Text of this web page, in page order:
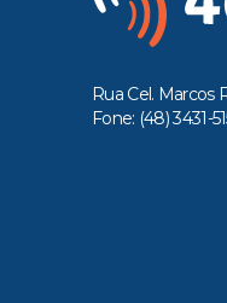
Rua Cel. Marcos
Fone: (48) 3431-